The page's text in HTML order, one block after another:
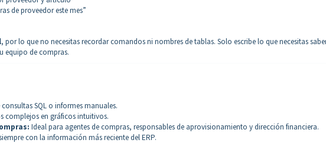
de proveedor este mes”
, por lo que no necesitas recordar comandos ni nombres de tablas. Solo escribe lo que necesitas
equipo de compras.
SQL o informes manuales.
complejos en gráficos intuitivos.
Ideal para agentes de compras, responsables de aprovisionamiento y dirección financiera.
con la información más reciente del ERP.